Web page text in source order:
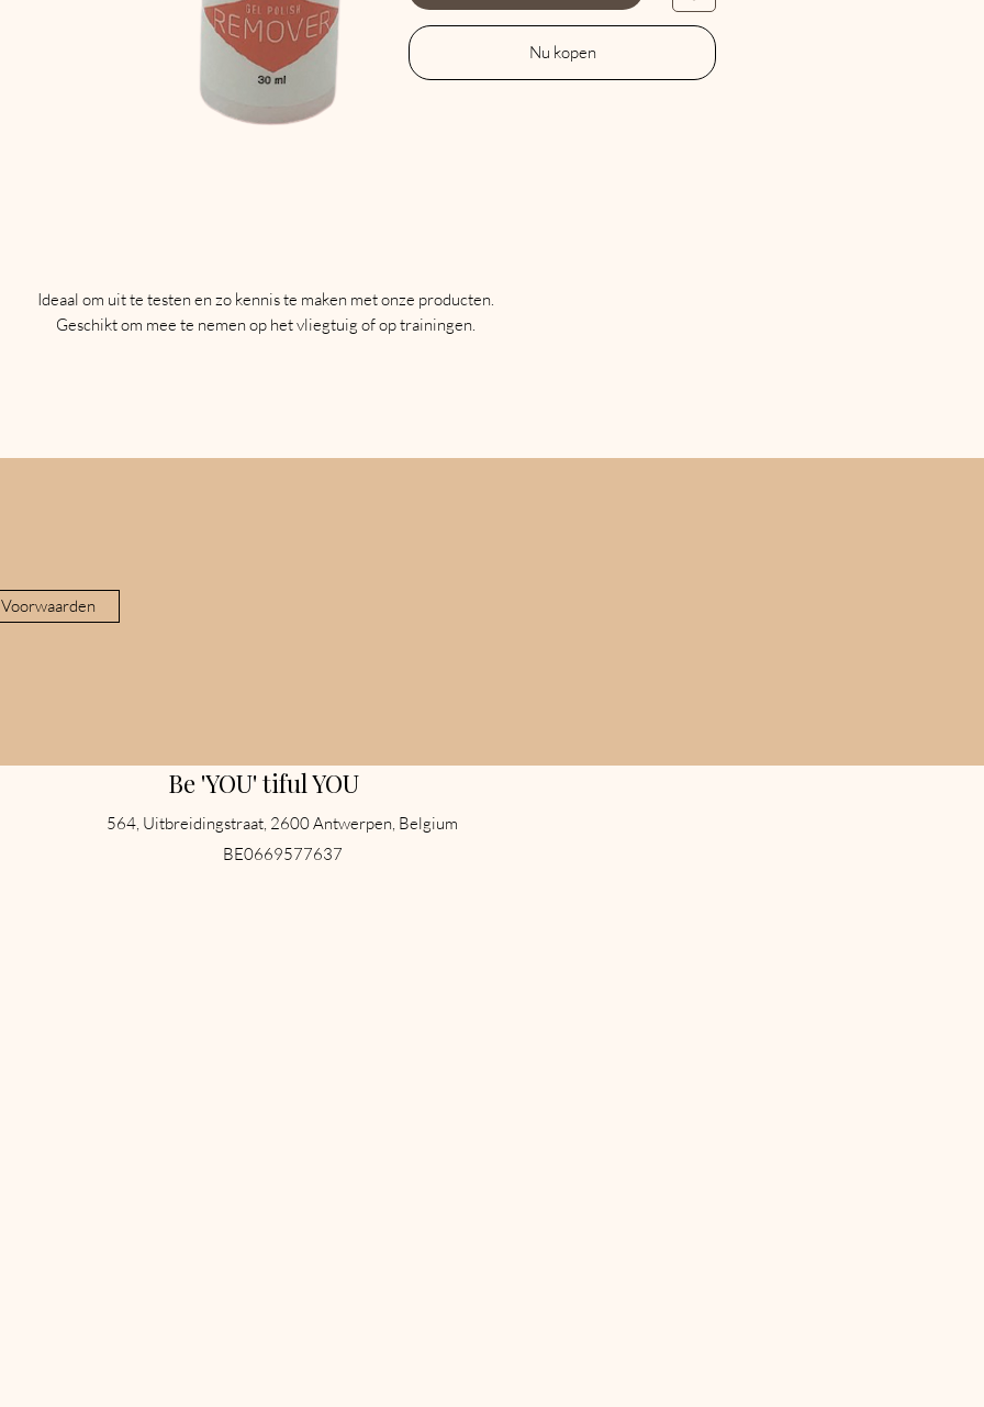
Nu kopen
Ideaal om uit te testen en zo kennis te maken met onze producten.
Geschikt om mee te nemen op het vliegtuig of op trainingen.
Be 'YOU' tiful YOU
564, Uitbreidingstraat, 2600 Antwerpen, Belgium
BE0669577637